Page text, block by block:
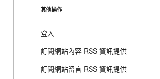
其他操作
登入
訂閱網站內容 RSS 資訊提供
訂閱網站留言 RSS 資訊提供